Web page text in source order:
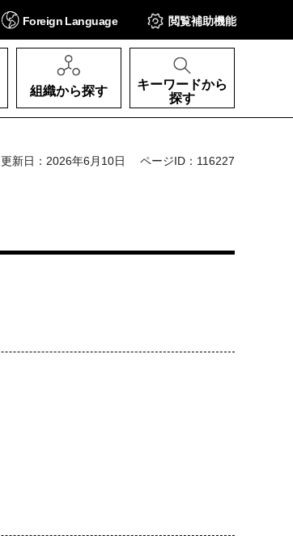
Foreign Language 閲覧補助機能
組織から探す
キーワードから
探す
更新日：2026年6月10日 ページID：116227